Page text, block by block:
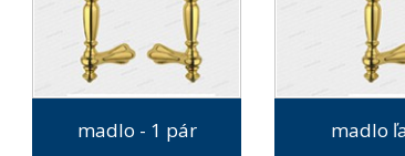
madlo - 1 pár madlo